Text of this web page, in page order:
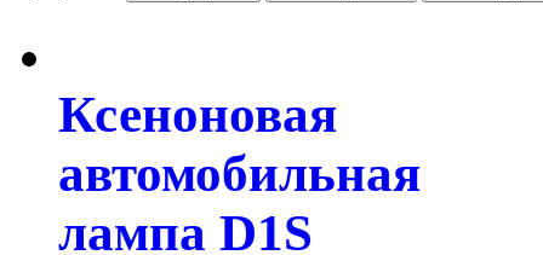
Ксеноновая
автомобильная
лампа D1S